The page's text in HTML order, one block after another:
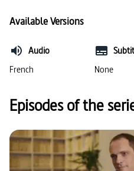
#culture des jeunes (vie
#espoir
Available Versions
Audio
French
None
Episodes of the